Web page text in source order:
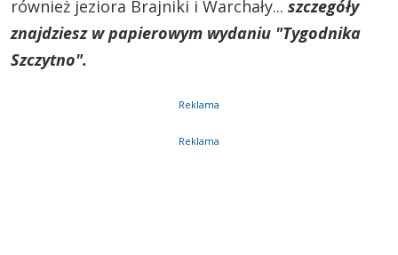
również jeziora Brajniki i Warchały... szczegóły
znajdziesz w papierowym wydaniu "Tygodnika
Szczytno".
Reklama
Reklama